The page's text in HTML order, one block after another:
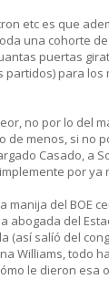
etc es que
una cohorte
puertas
partidos) para los
no por lo del
de menos, si no
Casado, a
por ya
manija del BOE
abogada del
(así salíó del
Williams, todo
le dieron esa